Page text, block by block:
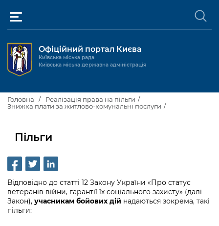
Офіційний портал Києва
Київська міська рада
Київська міська державна адміністрація
Київ та міська влада
Київська міська рада
Про Київ
Керівництво КМДА
Структура
Пільги, субсидії та соціальний захист
Паспорт, свідоцтва та довідки
Лікарні та медицина
Громадськості
Реєстр громадських об'єднань
Громадські слухання
Місцеві ініціативи
Публічна інформація
Доступ до публічної інформації
Про систему обліку публічної
Для медіа / For Media
Новини та Анонси
Запобігання
Версія для людей з
Головна
Реалізація права на пільги
Знижка плати за житлово-комунальні послуги
Пільги
Відповідно до статті 12 Закону України «Про статус
ветеранів війни, гарантії їх соціального захисту» (далі –
Закон), учасникам бойових дій надаються зокрема, такі
пільги: